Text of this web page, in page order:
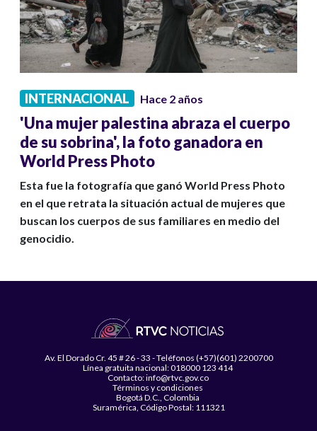
INTERNACIONAL Hace 2 años
'Una mujer palestina abraza el cuerpo
de su sobrina', la foto ganadora en
World Press Photo
Esta fue la fotografía que ganó World Press Photo
en el que retrata la situación actual de mujeres que
buscan los cuerpos de sus familiares en medio del
genocidio.
Av. El Dorado Cr. 45 # 26 - 33 - Teléfonos (+57)(601) 2200700
Línea gratuita nacional: 018000 123 414
Contacto: info@rtvc.gov.co
Términos y condiciones
Bogotá D.C., Colombia
Suramérica, Código Postal: 111321